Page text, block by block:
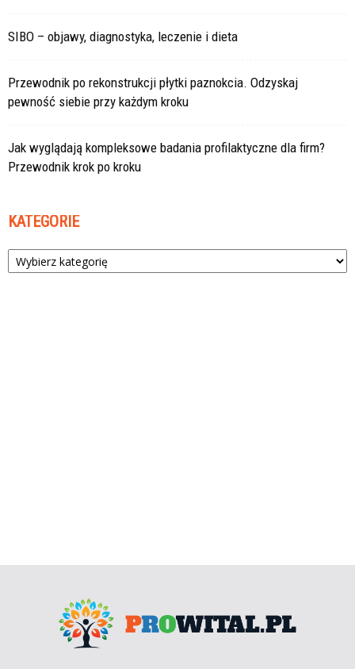
SIBO – objawy, diagnostyka, leczenie i dieta
Przewodnik po rekonstrukcji płytki paznokcia. Odzyskaj
pewność siebie przy każdym kroku
Jak wyglądają kompleksowe badania profilaktyczne dla firm?
Przewodnik krok po kroku
KATEGORIE
Kategorie